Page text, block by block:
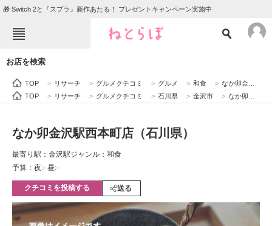
🎁 Switch 2と『スプラ』新作あたる！ プレゼントキャンペーン実施中
エンタメ クイズ
住まい 教育・育児
動物
会員記事
メディア
お店を検索
TOP > リサーチ > グルメクチコミ > グルメ > 和食 > なか卯金沢駅西本町店（石川県）
TOP
> リサーチ > グルメクチコミ > 石川県 > 金沢市 > なか卯金沢駅西本町店（石川県）
なか卯金沢駅西本町店（石川県）
最寄り駅：金沢駅ジャンル：和食
予算：夜:‐ 昼:‐
クチコミを投稿する 送る